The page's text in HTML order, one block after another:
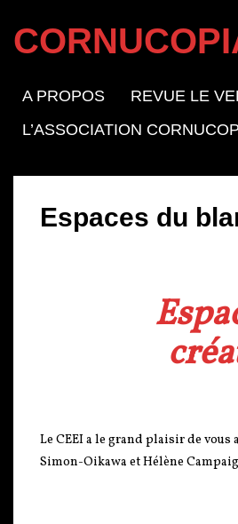
A PROPOS REVUE LE
L’ASSOCIATION
Espaces du
Le CEEI a le grand plaisir de vous
Simon-Oikawa et Hélène